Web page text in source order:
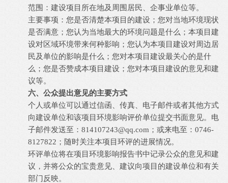
范围：建设项目所在地及周围居民、企事业单位等。
主要事项： 您是否清楚本项目的建设；您对当地环境现状
是否满意；您认为当地最大的环境问题是什么；本项目建
设对区域环境带来何种影响；您认为本项目建设对周边居
民及单位的影响是什么；您对本项目建设最关心的是什
么；您是否赞成本项目建设；您对本项目建设的意见和建
议等。
六、公众提出意见的主要方式
个人或单位可以通过信函、传真、电子邮件或者其他方式
向建设单位和该项目环境影响评价单位提交书面意见。电
子邮件发送至 ： 814107243@qq.com ；或来电至： 0746-
8127822 ； 随时关注本项目环评的进展情况。
环评单位将在项目环境影响报告书中记录公众的意见和建
议，并将公众的宝贵意见、建议向项目的建设单位和有关
部门反映。